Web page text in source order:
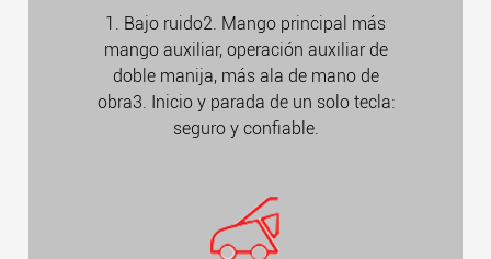
1. Bajo ruido2. Mango principal más
mango auxiliar, operación auxiliar de
doble manija, más ala de mano de
obra3. Inicio y parada de un solo tecla:
seguro y confiable.